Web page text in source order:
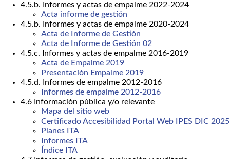
4.5.b. Informes y actas de empalme 2022-2024
Acta informe de gestión
4.5.b. Informes y actas de empalme 2020-2024
Acta de Informe de Gestión
Acta de Informe de Gestión 02
4.5.c. Informes y actas de empalme 2016-2019
Acta de Empalme 2019
Presentación Empalme 2019
4.5.d. Informes de empalme 2012-2016
Informes de empalme 2012-2016
4.6 Información pública y/o relevante
Mapa del sitio web
Certificado Accesibilidad Portal Web IPES DIC 2025
Planes ITA
Informes ITA
Índice ITA